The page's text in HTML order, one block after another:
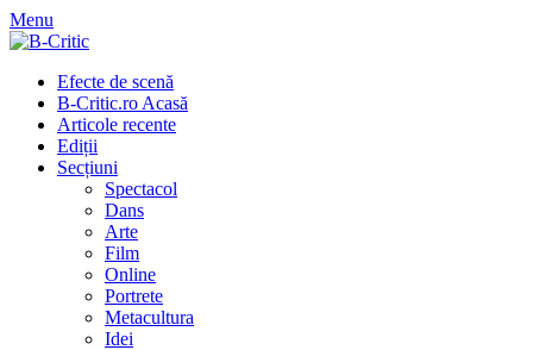
Skip
to
Menu
Primary
Menu
Efecte de scenă
B-Critic.ro Acasă
Articole recente
Ediții
Secțiuni
Spectacol
Dans
Arte
Film
Online
Portrete
Metacultura
Idei